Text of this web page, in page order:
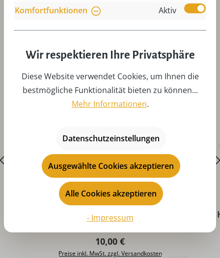
Holzspielzeug Traktor mit Anhänger
Koffer, farbig von Robbi Weber
Regulärer Preis:
10,00 €
Preise inkl. MwSt. zzgl. Versandkosten
Komfortfunktionen
Aktiv
Wir respektieren Ihre Privatsphäre
Diese Website verwendet Cookies, um Ihnen die
bestmögliche Funktionalität bieten zu können...
Mehr Informationen.
Datenschutzeinstellungen
Ausgewählte Cookies akzeptieren
Alle Cookies akzeptieren
- Impressum